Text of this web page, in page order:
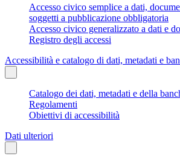
Accesso civico semplice a dati,
soggetti a pubblicazione obbligatoria
Accesso civico generalizzato a dati e
Registro degli accessi
Accessibilità e catalogo di dati, metadati e
Catalogo dei dati, metadati e della
Regolamenti
Obiettivi di accessibilità
Dati ulteriori